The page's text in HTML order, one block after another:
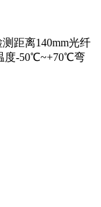
距离140mm光纤
度-50℃~+70℃弯